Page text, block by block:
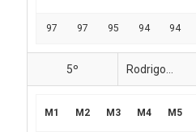
97 97 95 94 94
5º Rodrigo...
M1 M2 M3 M4 M5